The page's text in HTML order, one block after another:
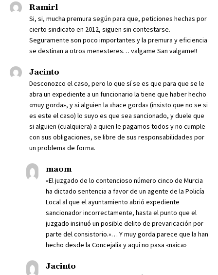
Ramirl
Si, si, mucha premura según para que, peticiones hechas por
cierto sindicato en 2012, siguen sin contestarse.
Seguramente son poco importantes y la premura y eficiencia
se destinan a otros menesteres… valgame San valgame!!
Jacinto
Desconozco el caso, pero lo que sí se es que para que se le
abra un expediente a un funcionario la tiene que haber hecho
«muy gorda», y si alguien la «hace gorda» (insisto que no se si
es este el caso) lo suyo es que sea sancionado, y duele que
si alguien (cualquiera) a quien le pagamos todos y no cumple
con sus obligaciones, se libre de sus responsabilidades por
un problema de forma.
maom
«El juzgado de lo contencioso número cinco de Murcia
ha dictado sentencia a favor de un agente de la Policía
Local al que el ayuntamiento abrió expediente
sancionador incorrectamente, hasta el punto que el
juzgado insinuó un posible delito de prevaricación por
parte del consistorio.»… Y muy gorda parece que la han
hecho desde la Concejalía y aquí no pasa «naica»
Jacinto